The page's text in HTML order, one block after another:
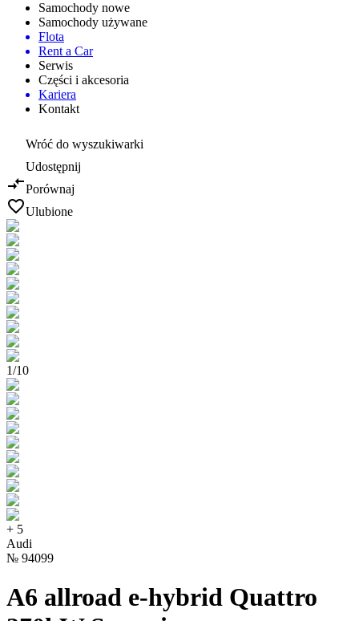
Samochody nowe
Samochody używane
Flota
Rent a Car
Serwis
Części i akcesoria
Kariera
Kontakt
Wróć do wyszukiwarki
Udostępnij
Porównaj
Ulubione
1/10
+ 5
Audi
№ 94099
A6 allroad e-hybrid Quattro